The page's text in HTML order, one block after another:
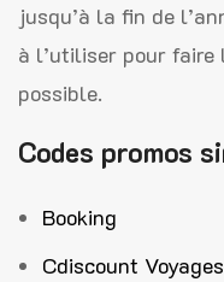
jusqu’à la fin de
à l’utiliser pour faire
possible.
Codes promos
Booking
Cdiscount Voyages